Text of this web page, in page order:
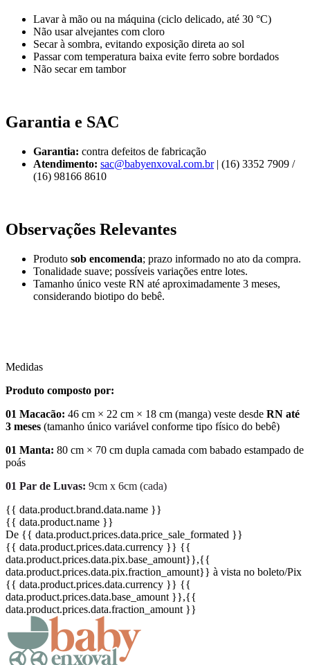
Lavar à mão ou na máquina (ciclo delicado, até 30 °C)
Não usar alvejantes com cloro
Secar à sombra, evitando exposição direta ao sol
Passar com temperatura baixa evite ferro sobre bordados
Não secar em tambor
Garantia e SAC
Garantia: contra defeitos de fabricação
Atendimento: sac@babyenxoval.com.br| (16) 3352 7909 /
(16) 98166 8610
Observações Relevantes
Produto sob encomenda; prazo informado no ato da compra.
Tonalidade suave; possíveis variações entre lotes.
Tamanho único veste RN até aproximadamente 3 meses,
considerando biotipo do bebê.
Medidas
Produto composto por:
01 Macacão: 46 cm × 22 cm × 18 cm (manga) veste desde RN até
3 meses (tamanho único variável conforme tipo físico do bebê)
01 Manta: 80 cm × 70 cm dupla camada com babado estampado de
poás
01 Par de Luvas: 9cm x 6cm (cada)
{{ data.product.brand.data.name }}
{{ data.product.name }}
De {{ data.product.prices.data.price_sale_formated }}
{{ data.product.prices.data.currency }} {{
data.product.prices.data.pix.base_amount}},{{
data.product.prices.data.pix.fraction_amount}} à vista no boleto/Pix
{{ data.product.prices.data.currency }} {{
data.product.prices.data.base_amount }},{{
data.product.prices.data.fraction_amount }}